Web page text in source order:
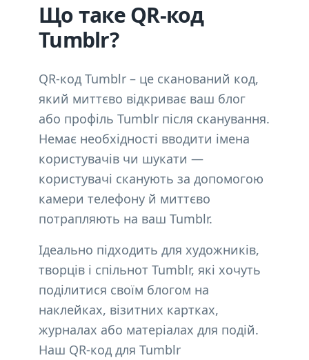
Що таке QR-код
Tumblr?
QR-код Tumblr – це сканований код,
який миттєво відкриває ваш блог
або профіль Tumblr після сканування.
Немає необхідності вводити імена
користувачів чи шукати —
користувачі сканують за допомогою
камери телефону й миттєво
потрапляють на ваш Tumblr.
Ідеально підходить для художників,
творців і спільнот Tumblr, які хочуть
поділитися своїм блогом на
наклейках, візитних картках,
журналах або матеріалах для подій.
Наш QR-код для Tumblr